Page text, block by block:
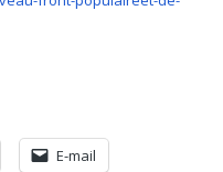
E-mail